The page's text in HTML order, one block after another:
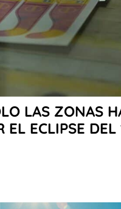
LAS ZONAS
EL ECLIPSE DEL